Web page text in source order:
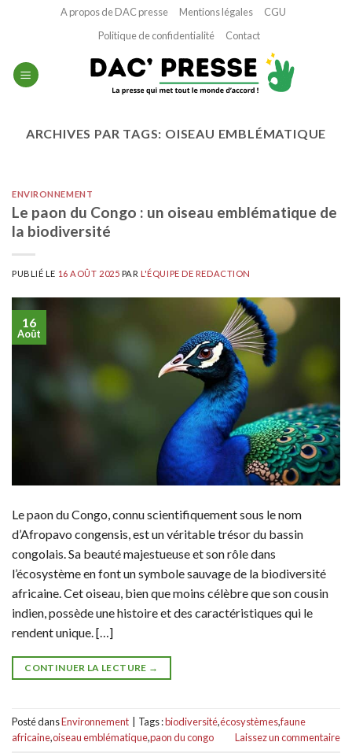
A propos de DAC presse Mentions légales
CGU
Politique de confidentialité
Contact
ARCHIVES PAR TAGS: OISEAU EMBLÉMATIQUE
ENVIRONNEMENT
Le paon du Congo : un oiseau emblématique de
la biodiversité
PUBLIÉ LE 16 AOÛT 2025 PARL'ÉQUIPE DE REDACTION
16
Août
Le paon du Congo, connu scientifiquement sous le nom
d’Afropavo congensis, est un véritable trésor du bassin
congolais. Sa beauté majestueuse et son rôle dans
l’écosystème en font un symbole sauvage de la biodiversité
africaine. Cet oiseau, bien que moins célèbre que son cousin
indien, possède une histoire et des caractéristiques qui le
rendent unique. […]
CONTINUER LA LECTURE →
Posté dansEnvironnement Tags :biodiversité,écosystèmes,faune
africaine,oiseau emblématique,paon du congo Laissez un commentaire